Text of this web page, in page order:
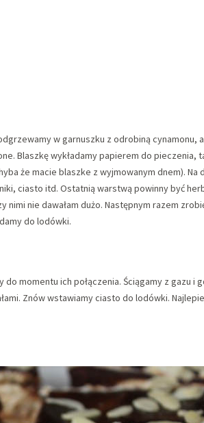
w garnuszku z odrobiną cynamonu,
Blaszkę wykładamy papierem do pieczenia,
że macie blaszke z wyjmowanym dnem). Na
ciasto itd. Ostatnią warstwą powinny być
nimi nie dawałam dużo. Następnym razem
do lodówki.
momentu ich połączenia. Ściągamy z gazu i
Znów wstawiamy ciasto do lodówki.